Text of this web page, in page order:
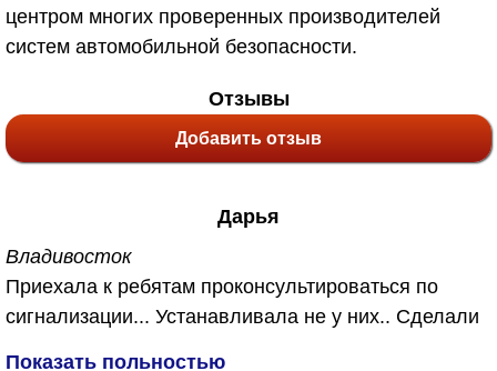
центром многих проверенных производителей
систем автомобильной безопасности.
Отзывы
Добавить отзыв
Дарья
Владивосток
Приехала к ребятам проконсультироваться по
сигнализации... Устанавливала не у них.. Сделали
Показать польностью